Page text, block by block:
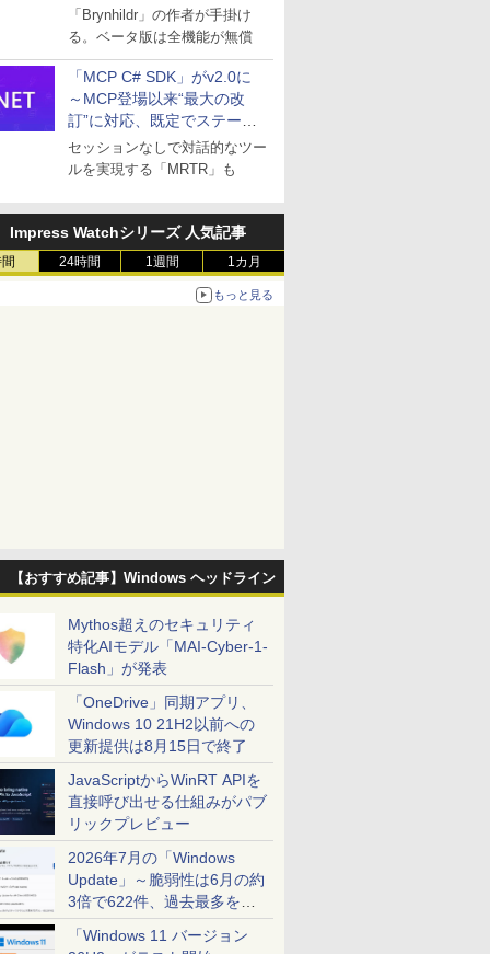
remote」
「Brynhildr」の作者が手掛け
る。ベータ版は全機能が無償
「MCP C# SDK」がv2.0に
～MCP登場以来“最大の改
訂”に対応、既定でステート
レスへ
セッションなしで対話的なツー
ルを実現する「MRTR」も
Impress Watchシリーズ 人気記事
24時間 1週間 1カ月
もっと見る
【おすすめ記事】Windows ヘッドライン
Mythos超えのセキュリティ
特化AIモデル「MAI-Cyber-1-
Flash」が発表
「OneDrive」同期アプリ、
Windows 10 21H2以前への
更新提供は8月15日で終了
JavaScriptからWinRT APIを
直接呼び出せる仕組みがパブ
リックプレビュー
2026年7月の「Windows
Update」～脆弱性は6月の約
3倍で622件、過去最多を大
幅に更新
「Windows 11 バージョン